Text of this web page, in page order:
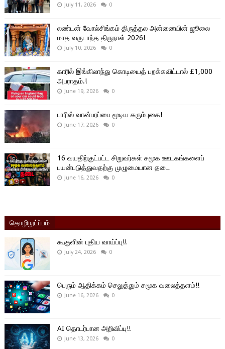
July 11, 2026 0
லண்டன் வோல்சிங்கம் திருத்தல அன்னையின் ஜூலை
மாத வருடாந்த திருநாள் 2026!
July 10, 2026 0
காரில் இங்கிலாந்து கொடியைத் பறக்கவிட்டால் £1,000
அபராதம்.!
June 19, 2026 0
பாரிஸ் வான்பரப்பை மூடிய கரும்புகை!
June 17, 2026 0
16 வயதிற்குட்பட்ட சிறுவர்கள் சமூக ஊடகங்களைப்
பயன்படுத்துவதற்கு முழுமையான தடை
June 16, 2026 0
தொழிநுட்ப்பம்
கூகுளின் புதிய வாய்ப்பு!!
July 24, 2026 0
பெரும் ஆதிக்கம் செலுத்தும் சமூக வலைத்தளம்!!
June 16, 2026 0
AI தொடர்பான அறிவிப்பு!!
June 13, 2026 0